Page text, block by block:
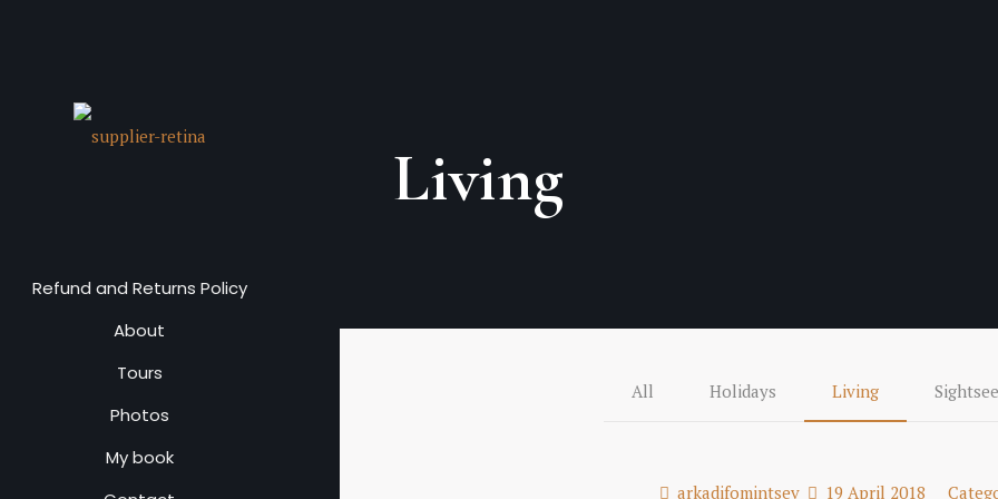
Refund and Returns Policy
About
Tours
Photos
My book
Living
All Holidays Living
arkadifomintsev 19 April 2018